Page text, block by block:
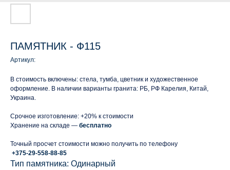
ПАМЯТНИК - Ф115
Артикул:
В стоимость включены: стела, тумба, цветник и художественное
оформление. В наличии варианты гранита: РБ, РФ Карелия, Китай,
Украина.
Срочное изготовление: +20% к стоимости
Хранение на складе — бесплатно
Точный просчет стоимости можно получить по телефону
+375-29-558-88-85
Тип памятника: Одинарный